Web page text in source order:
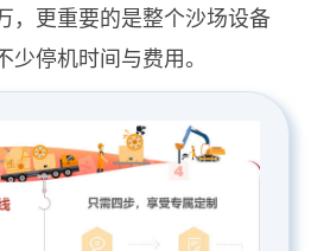
，更重要的是整个沙场设备
停机时间与费用。